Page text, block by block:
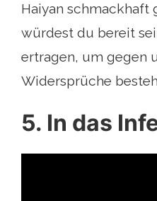
Haiyan schmackhaft
würdest du bereit
ertragen, um gegen
Widersprüche
5. In das